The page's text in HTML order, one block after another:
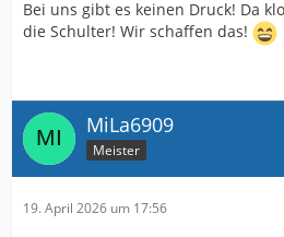
Bei uns gibt es keinen Druck! Da
die Schulter! Wir schaffen das!
MiLa6909
Meister
19. April 2026 um 17:56